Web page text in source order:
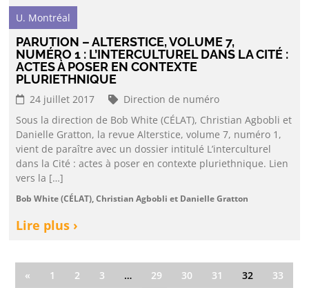
U. Montréal
PARUTION – ALTERSTICE, VOLUME 7,
NUMÉRO 1 : L’INTERCULTUREL DANS LA CITÉ :
ACTES À POSER EN CONTEXTE
PLURIETHNIQUE
24 juillet 2017
Direction de numéro
Sous la direction de Bob White (CÉLAT), Christian Agbobli et
Danielle Gratton, la revue Alterstice, volume 7, numéro 1,
vient de paraître avec un dossier intitulé L’interculturel
dans la Cité : actes à poser en contexte pluriethnique. Lien
vers la […]
Bob White (CÉLAT), Christian Agbobli et Danielle Gratton
Lire plus ›
« 1 2 3 … 29 30 31 32
33